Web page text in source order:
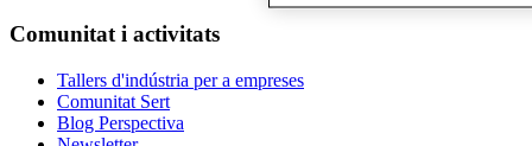
Comunitat i activitats
Tallers d'indústria per a empreses
Comunitat Sert
Blog Perspectiva